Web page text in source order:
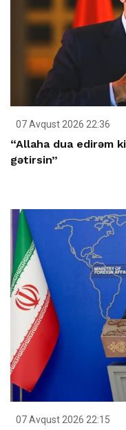
07 Avqust 2026 22:36
“Allaha dua edirəm
gətirsin”
07 Avqust 2026 22:15